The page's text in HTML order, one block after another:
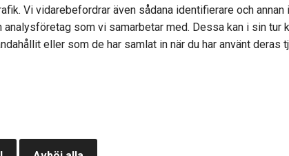
Vi vidarebefordrar även sådana identifierare och
som vi samarbetar med. Dessa kan i sin tur
eller som de har samlat in när du har använt deras
blå